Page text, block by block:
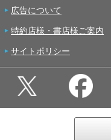
広告について
特約店様・書店様ご案内
サイトポリシー